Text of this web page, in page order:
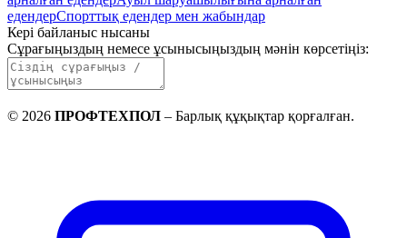
едендерСпорттық едендер мен жабындар
Кері байланыс нысаны
Сұрағыңыздың немесе ұсынысыңыздың мәнін көрсетіңіз:
© 2026 ПРОФТЕХПОЛ – Барлық құқықтар қорғалған.